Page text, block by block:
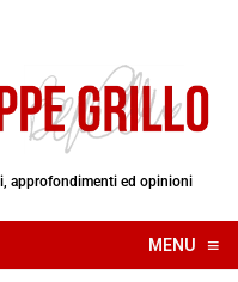
approfondimenti ed opinioni
MENU ≡
☰